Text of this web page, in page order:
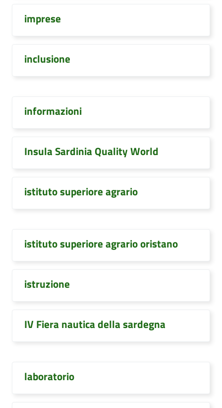
imprese
inclusione
informazioni
Insula Sardinia Quality World
istituto superiore agrario
istituto superiore agrario oristano
istruzione
IV Fiera nautica della sardegna
laboratorio